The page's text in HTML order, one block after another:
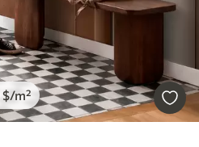
$/m²